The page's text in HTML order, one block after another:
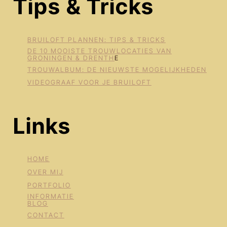
Tips & Tricks
BRUILOFT PLANNEN: TIPS & TRICKS
DE 10 MOOISTE TROUWLOCATIES VAN
GRONINGEN & DRENTH E
TROUWALBUM: DE NIEUWSTE MOGELIJKHEDEN
VIDEOGRAAF VOOR JE BRUILOFT
Links
HOME
OVER MIJ
PORTFOLIO
INFORMATIE
BLOG
CONTACT